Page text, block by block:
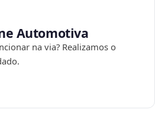
Automotiva
na via? Realizamos o